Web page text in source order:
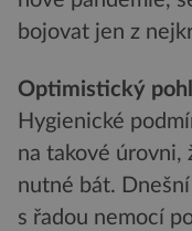
bojovat jen z
Optimistický
Hygienické
na takové úrovni,
nutné bát.
s řadou nemocí